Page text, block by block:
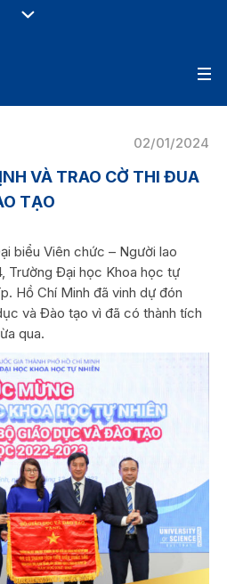
02/01/2024
VÀ TRAO CỜ THI ĐUA
TẠO
biểu Viên chức – Người lao
Trường Đại học Khoa học tự
Hồ Chí Minh đã vinh dự đón
và Đào tạo vì đã có thành tích
qua.